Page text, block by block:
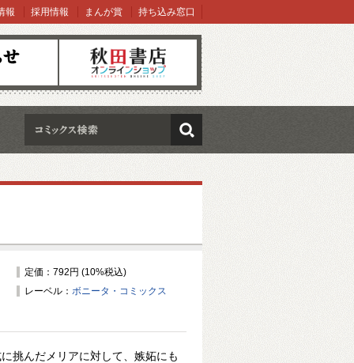
オンラインショップ
報 採用情報 まんが賞 持ち込み窓口
検索
定価：792円 (10%税込)
レーベル： ボニータ・コミックス
挑んだメリアに対して、嫉妬にも